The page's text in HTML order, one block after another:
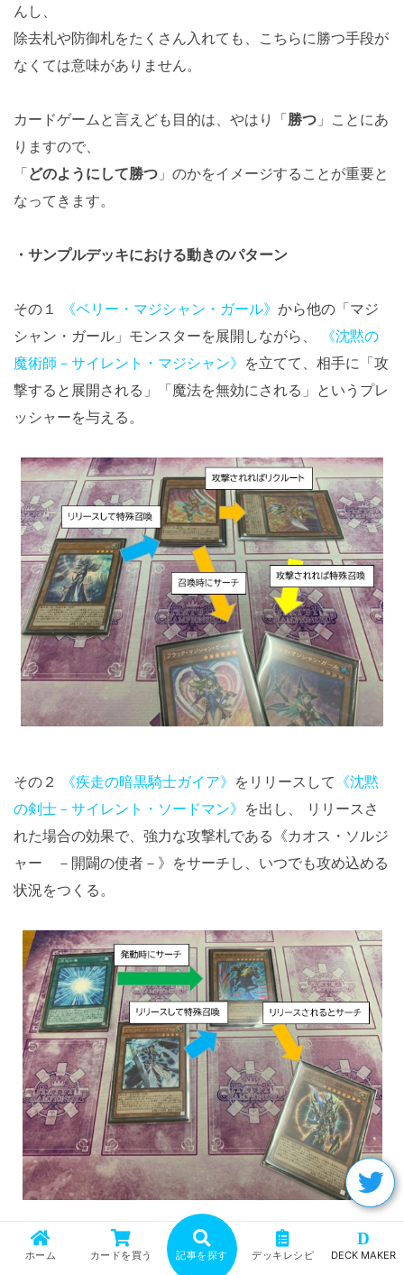
んし、
除去札や防御札をたくさん入れても、こちらに勝つ手段が
なくては意味がありません。
カードゲームと言えども目的は、やはり「勝つ 」ことにあ
りますので、
「どのようにして勝つ 」のかをイメージすることが重要と
なってきます。
・サンプルデッキにおける動きのパターン
その１ 《ベリー・マジシャン・ガール》 から他の「マジ
シャン・ガール」モンスターを展開しながら、
《沈黙の
魔術師－サイレント・マジシャン》 を立てて、相手に「攻
撃すると展開される」「魔法を無効にされる」というプレ
ッシャーを与える。
その２ 《疾走の暗黒騎士ガイア》 をリリースして 《沈黙
の剣士－サイレント・ソードマン》 を出し、 リリースさ
れた場合の効果で、強力な攻撃札である《カオス・ソルジ
ャー －開闢の使者－》をサーチし、いつでも攻め込める
状況をつくる。
このデッキでは、上記の動きを主軸として構築を行ってい
ホーム カードを買う 記事を探す デッキレシピ
D
DECK MAKER